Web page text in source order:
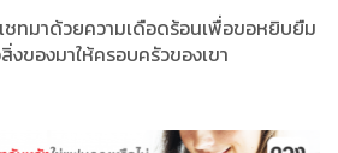
ชทมาด้วยความเดือดร้อนเพื่อขอหยิบยืม
งของมาให้ครอบครัวของเขา